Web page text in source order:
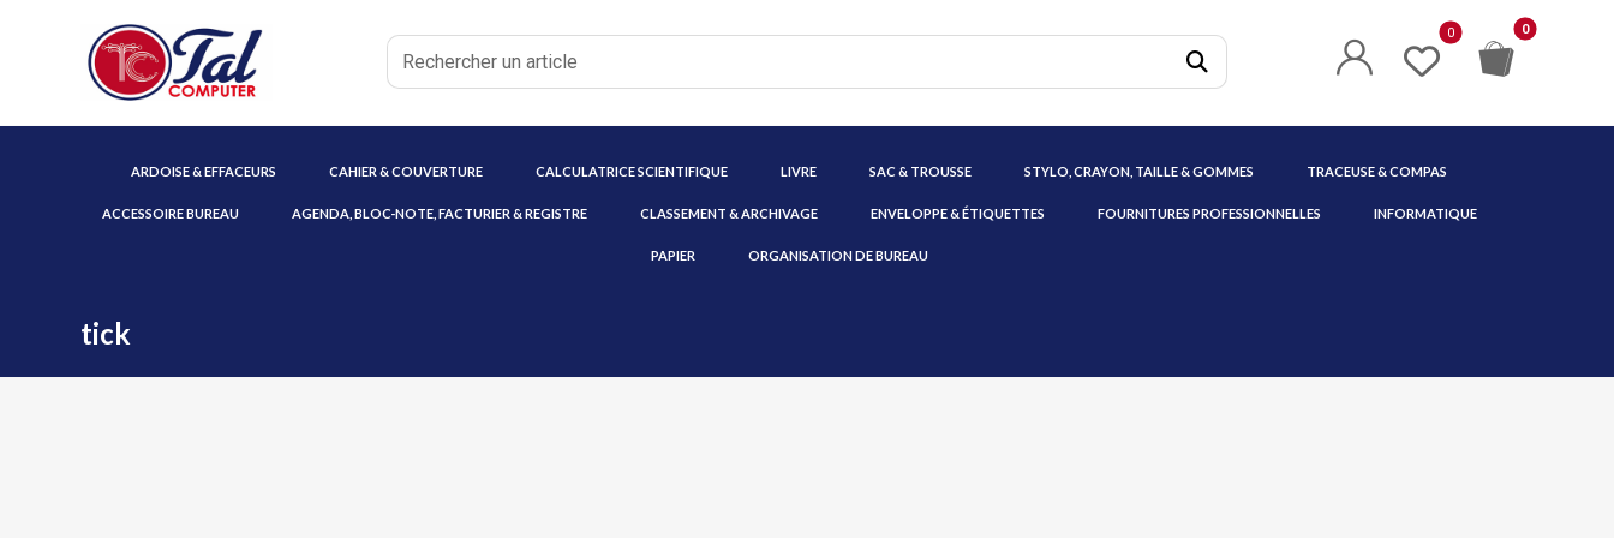
ARDOISE & EFFACEURS CAHIER & COUVERTURE CALCULATRICE SCIENTIFIQUE LIVRE SAC & TROUSSE STYLO, CRAYON, TAILLE & GOMMES TRACEUSE & COMPAS
ACCESSOIRE BUREAU AGENDA, BLOC-NOTE, FACTURIER & REGISTRE CLASSEMENT & ARCHIVAGE ENVELOPPE & ÉTIQUETTES FOURNITURES PROFESSIONNELLES INFORMATIQUE
PAPIER ORGANISATION DE BUREAU
tick